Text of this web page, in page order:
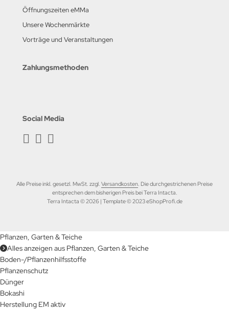
Öffnungszeiten eMMa
Unsere Wochenmärkte
Vorträge und Veranstaltungen
Zahlungsmethoden
Social Media
Alle Preise inkl. gesetzl. MwSt. zzgl. Versandkosten. Die durchgestrichenen Preise
entsprechen dem bisherigen Preis bei Terra Intacta.
Terra Intacta © 2026 | Template © 2023 eShopProfi.de
Pflanzen, Garten & Teiche
Alles anzeigen aus Pflanzen, Garten & Teiche
Boden-/Pflanzenhilfsstoffe
Pflanzenschutz
Dünger
Bokashi
Herstellung EM aktiv